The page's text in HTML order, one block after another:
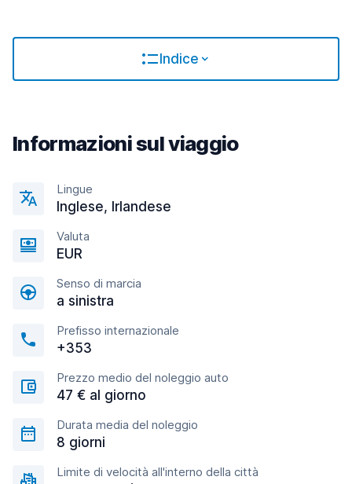
Indice
Informazioni sul viaggio
Lingue
Inglese, Irlandese
Valuta
EUR
Senso di marcia
a sinistra
Prefisso internazionale
+353
Prezzo medio del noleggio auto
47 € al giorno
Durata media del noleggio
8 giorni
Limite di velocità all'interno della città